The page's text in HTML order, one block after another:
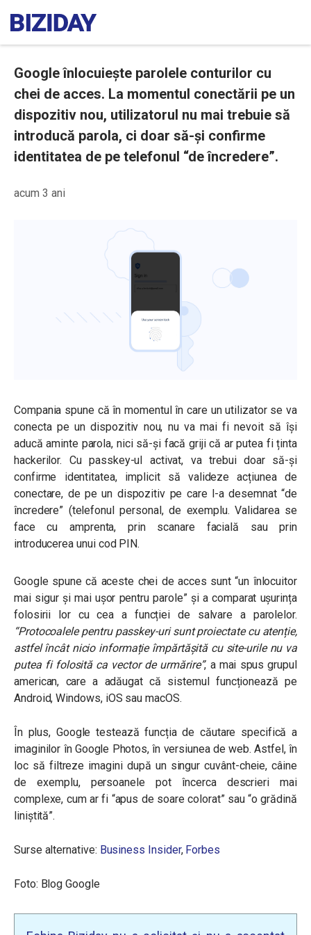
Google înlocuiește parolele conturilor cu
chei de acces. La momentul conectării pe un
dispozitiv nou, utilizatorul nu mai trebuie să
introducă parola, ci doar să-și confirme
identitatea de pe telefonul “de încredere”.
acum 3 ani
Compania spune că în momentul în care un utilizator se va
conecta pe un dispozitiv nou, nu va mai fi nevoit să își
aducă aminte parola, nici să-și facă griji că ar putea fi ținta
hackerilor. Cu passkey-ul activat, va trebui doar să-și
confirme identitatea, implicit să valideze acțiunea de
conectare, de pe un dispozitiv pe care l-a desemnat “de
încredere” (telefonul personal, de exemplu. Validarea se
face cu amprenta, prin scanare facială sau prin
introducerea unui cod PIN.
Google spune că aceste chei de acces sunt“un înlocuitor
mai sigur și mai ușor pentru parole” și a comparat ușurința
folosirii lor cu cea a funcției de salvare a parolelor.
“Protocoalele pentru passkey-uri sunt proiectate cu atenție,
astfel încât nicio informație împărtășită cu site-urile nu va
putea fi folosită ca vector de urmărire”, a mai spus grupul
american, care a adăugat că sistemul funcționează pe
Android, Windows, iOS sau macOS.
În plus, Google testează funcția de căutare specifică a
imaginilor în Google Photos, în versiunea de web. Astfel, în
loc să filtreze imagini după un singur cuvânt-cheie, câine
de exemplu, persoanele pot încerca descrieri mai
complexe, cum ar fi “apus de soare colorat” sau “o grădină
liniștită”.
Surse alternative: Business Insider, Forbes
Foto: Blog Google